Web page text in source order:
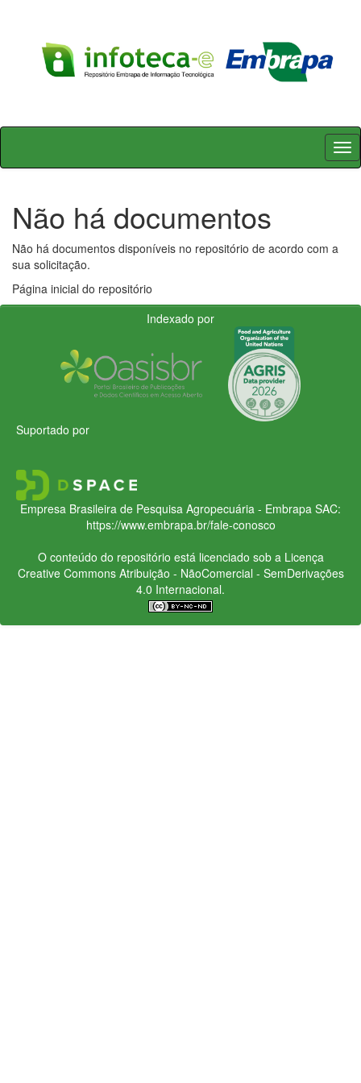
Skip
Não há documentos
Não há documentos disponíveis no repositório de acordo com a
sua solicitação.
Página inicial do repositório
Indexado por
Suportado por
Empresa Brasileira de Pesquisa Agropecuária - Embrapa SAC:
https://www.embrapa.br/fale-conosco
O conteúdo do repositório está licenciado sob a Licença
Creative CommonsAtribuição - NãoComercial - SemDerivações
4.0 Internacional.